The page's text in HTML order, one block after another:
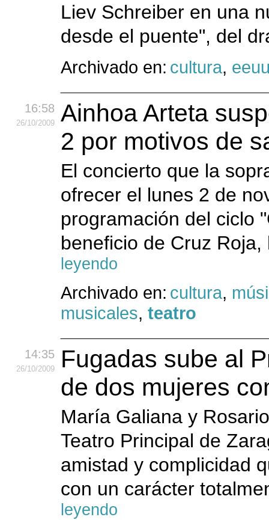
Liev Schreiber en una
desde el puente", del
Archivado en: cultura,
16:58
26/10/2009
Ainhoa Arteta
2 por motivos de
El concierto que la
ofrecer el lunes 2 de
programación del ciclo
beneficio de Cruz
leyendo
Archivado en: cultura,
musicales, teatro
14:35
26/10/2009
Fugadas sube al
de dos mujeres
María Galiana y
Teatro Principal de
amistad y complicidad
con un carácter
leyendo